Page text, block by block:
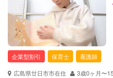
定期予約 お引き
お子様の撮影
（定期特典）
対応不可
サポートの特徴
資格
企業型
自治体
保育士
幼稚園
クリ
企業型割引 保育士
看護師
広島県廿日市市在住
3歳0ヶ月〜